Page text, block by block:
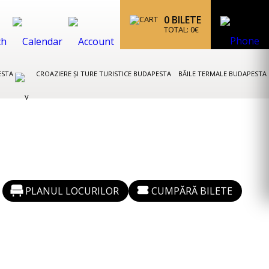
0 BILETE
TOTAL: 0€
CROAZIERE ȘI TURE TURISTICE BUDAPESTA BĂILE TERMALE BUDAPESTA
PLANUL LOCURILOR CUMPĂRĂ BILETE